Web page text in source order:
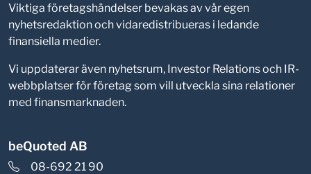
Viktiga företagshändelser bevakas av vår egen
nyhetsredaktion och vidaredistribueras i ledande
finansiella medier.
Vi uppdaterar även nyhetsrum, Investor Relations och IR-
webbplatser för företag som vill utveckla sina relationer
med finansmarknaden.
beQuoted AB
08-692 21 90